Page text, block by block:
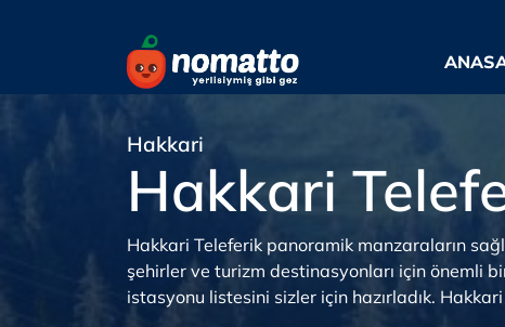
Hakkari
Hakkari
Hakkari Teleferik panoramik manzaraların
şehirler ve turizm destinasyonları için önemli
istasyonu listesini sizler için hazırladık.